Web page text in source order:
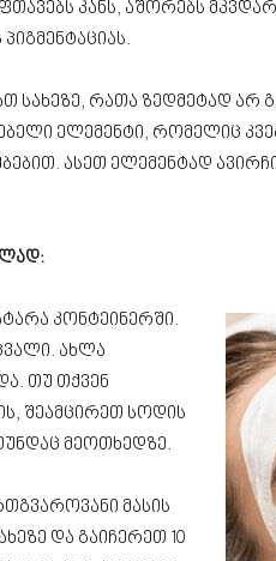
კანს, აშორებს
სახეზე, რათა ზედმეტად არ
ელემენტი, რომელიც
ასეთ ელემენტად
კონტეინერში.
ახლა
თუ თქვენ
შეამცირეთ სოდის
მეოთხედზე.
მასის
და გაიჩერეთ 10